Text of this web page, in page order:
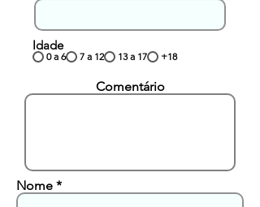
Idade
0 a 6 7 a 12 13 a 17 +18
Comentário
Nome